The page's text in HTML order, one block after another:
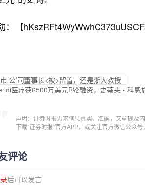
：【
市‘公’司董事长<被>留置，还是浙大教授
医疗获6500万美元B轮融资，史蒂夫・科恩
声明：证券时报力求信息真实、准确，文章提及
下载“证券时报”官方APP，或关注官方微信公众
评论
后可以发言